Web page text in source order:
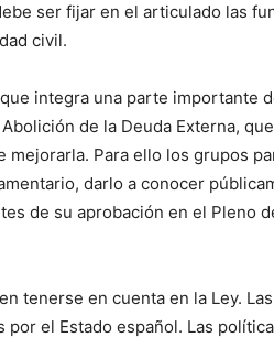
ser fijar en el articulado las
civil.
integra una parte importante
de la Deuda Externa,
Para ello los grupos
darlo a conocer
de su aprobación en el Pleno
tenerse en cuenta en la Ley.
el Estado español. Las